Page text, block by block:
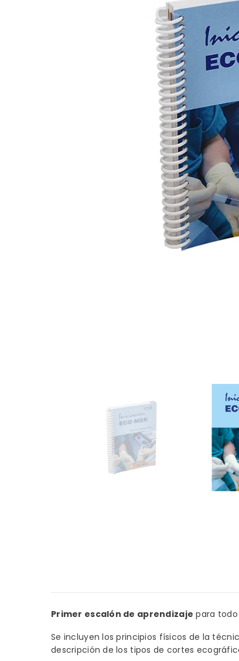
Primer escalón de aprendizaje para
Se incluyen los principios físicos de la
descripción de los tipos de cortes